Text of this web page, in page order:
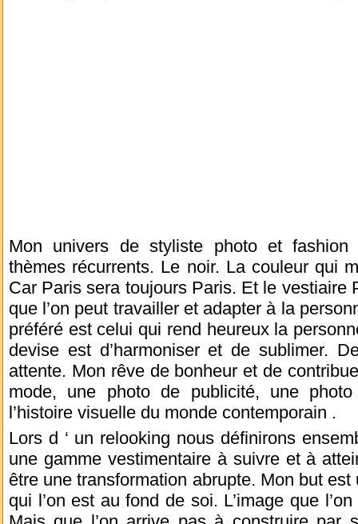
Mon univers de styliste photo et fashion
thèmes récurrents. Le noir. La couleur qui
Car Paris sera toujours Paris. Et le vestiaire
que l’on peut travailler et adapter à la
préféré est celui qui rend heureux la
devise est d’harmoniser et de sublimer.
attente. Mon rêve de bonheur et de
mode, une photo de publicité, une
l’histoire visuelle du monde contemporain .
Lors d ‘ un relooking nous définirons
une gamme vestimentaire à suivre et à
être une transformation abrupte. Mon but
qui l’on est au fond de soi. L’image que